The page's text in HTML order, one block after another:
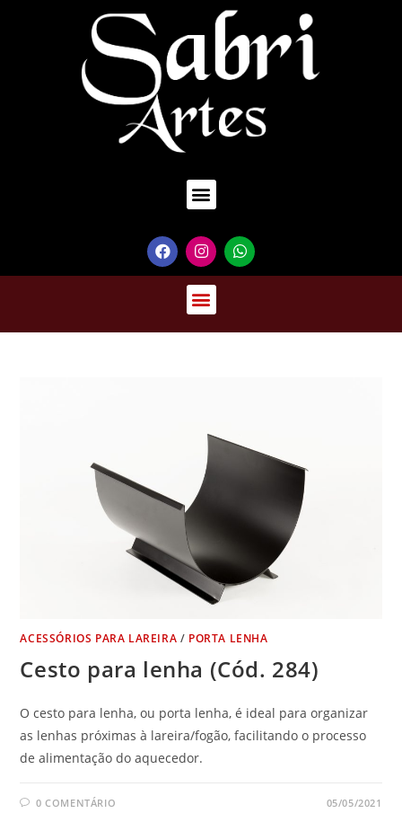
ACESSÓRIOS PARA LAREIRA / PORTA LENHA
Cesto para lenha (Cód. 284)
O cesto para lenha, ou porta lenha, é ideal para organizar
as lenhas próximas à lareira/fogão, facilitando o processo
de alimentação do aquecedor.
0 COMENTÁRIO 05/05/2021